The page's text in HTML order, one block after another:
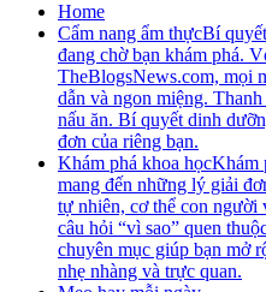
Home
Cẩm nang ẩm thựcBí
đang chờ bạn khám phá.
TheBlogsNews.com, mọi
dẫn và ngon miệng.
nấu ăn. Bí quyết dinh
đơn của riêng bạn.
Khám phá khoa họcKhám
mang đến những lý giải
tự nhiên, cơ thể con
câu hỏi “vì sao” quen
chuyên mục giúp bạn mở
nhẹ nhàng và trực quan.